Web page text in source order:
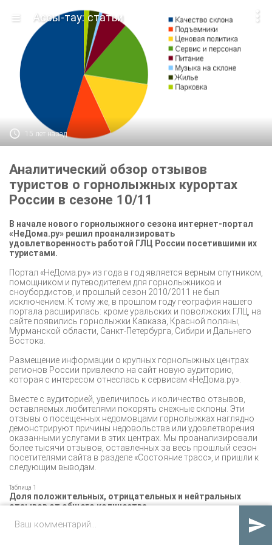

Ассы-тау: статьи
 15 лет назад
Аналитический обзор отзывов
туристов о горнолыжных курортах
России в сезоне 10/11
В начале нового горнолыжного сезона интернет-портал
«НеДома.ру» решил проанализировать
удовлетворенность работой ГЛЦ России посетившими их
туристами.
Портал «НеДома.ру» из года в год является верным спутником,
помощником и путеводителем для горнолыжников и
сноубордистов, и прошлый сезон 2010/2011 не был
исключением. К тому же, в прошлом году география нашего
портала расширилась: кроме уральских и поволжских ГЛЦ, на
сайте появились горнолыжки Кавказа, Красной поляны,
Мурманской области, Санкт-Петербурга, Сибири и Дальнего
Востока.
Размещение информации о крупных горнолыжных центрах
регионов России привлекло на сайт новую аудиторию,
которая с интересом отнеслась к сервисам «НеДома.ру».
Вместе с аудиторией, увеличилось и количество отзывов,
оставляемых любителями покорять снежные склоны. Эти
отзывы о посещенных недомовцами горнолыжках наглядно
демонстрируют причины недовольства или удовлетворения
оказанными услугами в этих центрах. Мы проанализировали
более тысячи отзывов, оставленных за весь прошлый сезон
посетителями сайта в разделе «Состояние трасс», и пришли к
следующим выводам.
Таблица 1
Доля положительных, отрицательных и нейтральных
отзывов от общего количества
